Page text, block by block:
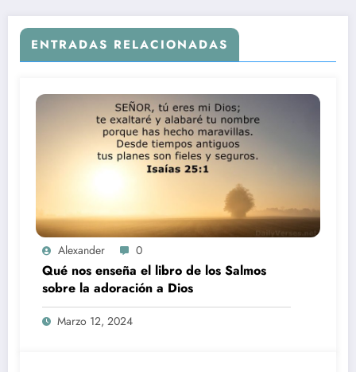
ENTRADAS RELACIONADAS
Alexander 0
Qué nos enseña el libro de los Salmos
sobre la adoración a Dios
Marzo 12, 2024